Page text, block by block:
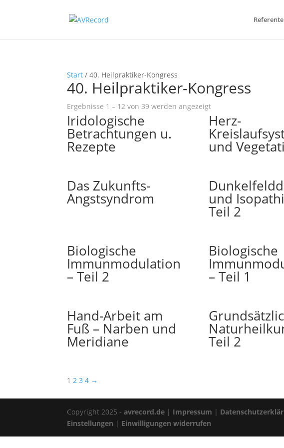
Start / 40. Heilpraktiker-Kongress
40. Heilpraktiker-Kongress
Ergebnisse 1 – 12 von 39 werden angezeigtNach
Beliebtheit
sortiert
Iridologische
Betrachtungen u.
Rezepte
Herz-
und
Das Zukunfts-
Angstsyndrom und
Teil 2
Biologische
Immunmodulation
– Teil 2
Biologische
– Teil 1
Hand-Arbeit am
Fuß – Narben und
Meridiane Teil 2
1 2 3 4 →
Copyright 2025 -avrecord.de | Impressum |
Einstellungen | Einwilligungen widerrufen